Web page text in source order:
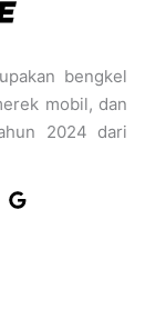
bengkel
mobil, dan
2024 dari